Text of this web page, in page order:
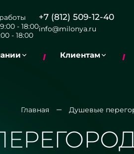
- 18:00
- 18:00
+7 (812) 509-12-40
info@milonya.ru
Клиентам
Главная Душевые